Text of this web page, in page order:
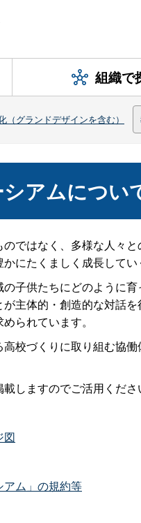
組織で
（グランドデザインを含む）
アムについ
のではなく、多様な人々
にたくましく成長してい
子供たちにどのように
主体的・創造的な対話
られています。
校づくりに取り組む協
しますのでご活用くださ
図
ム」の規約等